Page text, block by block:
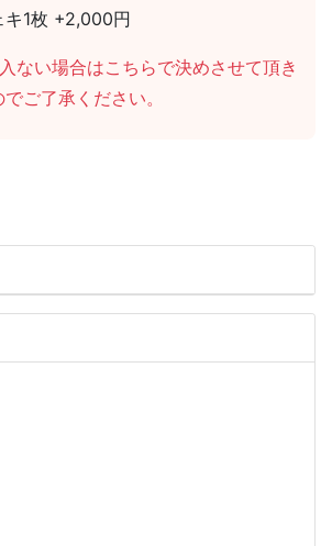
キ1枚 +2,000円
ない場合はこちらで決めさせて頂き
でご了承ください。